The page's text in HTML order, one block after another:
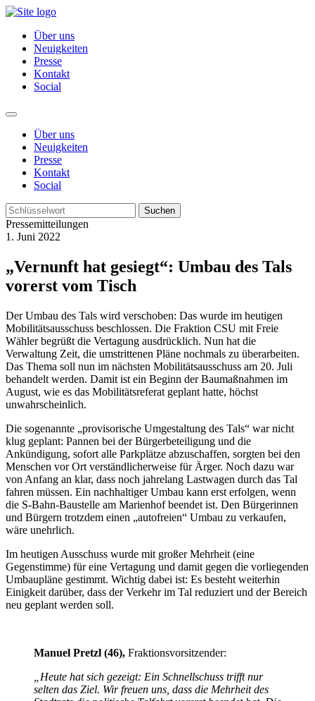
Über uns
Neuigkeiten
Presse
Kontakt
Social
Über uns
Neuigkeiten
Presse
Kontakt
Social
Suchen
Pressemitteilungen
1. Juni 2022
„Vernunft hat gesiegt“: Umbau des Tals
vorerst vom Tisch
Der Umbau des Tals wird verschoben: Das wurde im heutigen
Mobilitätsausschuss beschlossen. Die Fraktion CSU mit Freie
Wähler begrüßt die Vertagung ausdrücklich. Nun hat die
Verwaltung Zeit, die umstrittenen Pläne nochmals zu überarbeiten.
Das Thema soll nun im nächsten Mobilitätsausschuss am 20. Juli
behandelt werden. Damit ist ein Beginn der Baumaßnahmen im
August, wie es das Mobilitätsreferat geplant hatte, höchst
unwahrscheinlich.
Die sogenannte „provisorische Umgestaltung des Tals“ war nicht
klug geplant: Pannen bei der Bürgerbeteiligung und die
Ankündigung, sofort alle Parkplätze abzuschaffen, sorgten bei den
Menschen vor Ort verständlicherweise für Ärger. Noch dazu war
von Anfang an klar, dass noch jahrelang Lastwagen durch das Tal
fahren müssen. Ein nachhaltiger Umbau kann erst erfolgen, wenn
die S-Bahn-Baustelle am Marienhof beendet ist. Den Bürgerinnen
und Bürgern trotzdem einen „autofreien“ Umbau zu verkaufen,
wäre unehrlich.
Im heutigen Ausschuss wurde mit großer Mehrheit (eine
Gegenstimme) für eine Vertagung und damit gegen die vorliegenden
Umbaupläne gestimmt. Wichtig dabei ist: Es besteht weiterhin
Einigkeit darüber, dass der Verkehr im Tal reduziert und der Bereich
neu geplant werden soll.
Manuel Pretzl (46), Fraktionsvorsitzender:
„Heute hat sich gezeigt: Ein Schnellschuss trifft nur
selten das Ziel. Wir freuen uns, dass die Mehrheit des